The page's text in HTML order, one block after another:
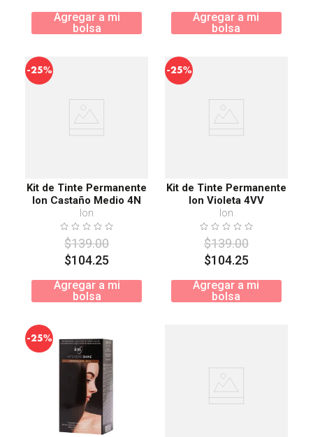
Agregar a mi
bolsa
Agregar a mi
bolsa
-25%
Kit de Tinte Permanente
Ion Castaño Medio 4N
Ion
$139.00
$104.25
Agregar a mi
bolsa
-25%
Kit de Tinte Permanente
Ion Violeta 4VV
Ion
$139.00
$104.25
Agregar a mi
bolsa
-25%